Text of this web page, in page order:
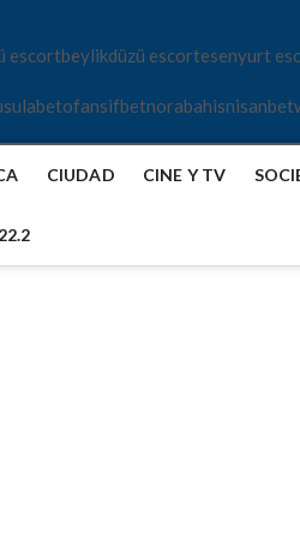
escortbeylikdüzü escortesenyurt
ofansifbetnorabahisnisanbet
CIUDAD CINE Y TV
22.2